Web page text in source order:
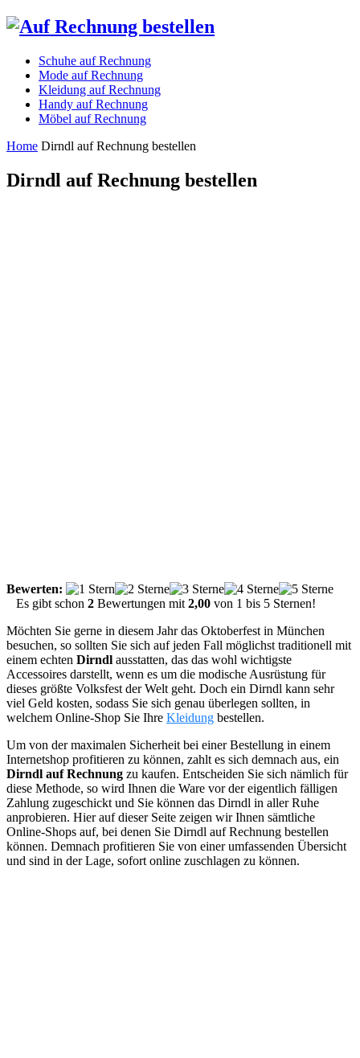
Schuhe auf Rechnung
Mode auf Rechnung
Kleidung auf Rechnung
Handy auf Rechnung
Möbel auf Rechnung
Home Dirndl auf Rechnung bestellen
Dirndl auf Rechnung bestellen
Bewerten:
Es gibt schon 2 Bewertungen mit 2,00 von 1 bis 5 Sternen!
Möchten Sie gerne in diesem Jahr das Oktoberfest in München
besuchen, so sollten Sie sich auf jeden Fall möglichst traditionell mit
einem echten Dirndl ausstatten, das das wohl wichtigste
Accessoires darstellt, wenn es um die modische Ausrüstung für
dieses größte Volksfest der Welt geht. Doch ein Dirndl kann sehr
viel Geld kosten, sodass Sie sich genau überlegen sollten, in
welchem Online-Shop Sie Ihre Kleidung bestellen.
Um von der maximalen Sicherheit bei einer Bestellung in einem
Internetshop profitieren zu können, zahlt es sich demnach aus, ein
Dirndl auf Rechnung zu kaufen. Entscheiden Sie sich nämlich für
diese Methode, so wird Ihnen die Ware vor der eigentlich fälligen
Zahlung zugeschickt und Sie können das Dirndl in aller Ruhe
anprobieren. Hier auf dieser Seite zeigen wir Ihnen sämtliche
Online-Shops auf, bei denen Sie Dirndl auf Rechnung bestellen
können. Demnach profitieren Sie von einer umfassenden Übersicht
und sind in der Lage, sofort online zuschlagen zu können.